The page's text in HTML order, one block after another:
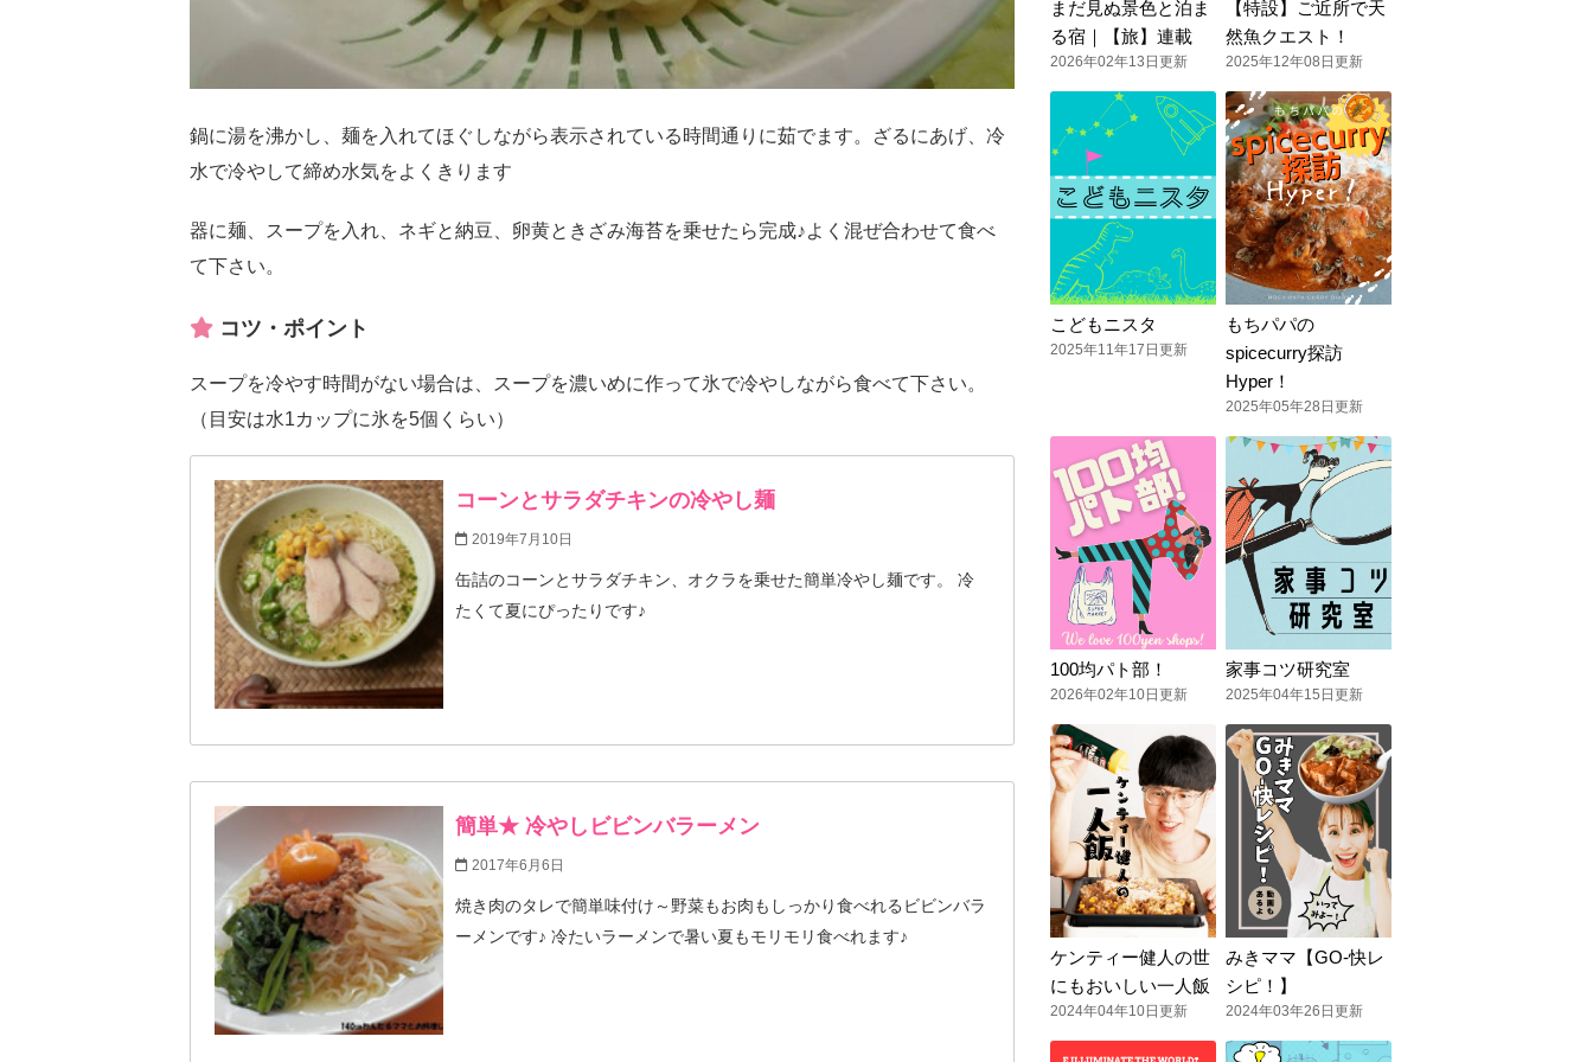
鍋に湯を沸かし、麺を入れてほぐしながら表示されている時間通りに茹でます。ざるにあげ、冷
水で冷やして締め水気をよくきります
器に麺、スープを入れ、ネギと納豆、卵黄ときざみ海苔を乗せたら完成♪よく混ぜ合わせて食べ
て下さい。
コツ・ポイント
スープを冷やす時間がない場合は、スープを濃いめに作って氷で冷やしながら食べて下さい。
（目安は水1カップに氷を5個くらい）
コーンとサラダチキンの冷やし麺
2019年7月10日
缶詰のコーンとサラダチキン、オクラを乗せた簡単冷やし麺です。 冷
たくて夏にぴったりです♪
簡単★ 冷やしビビンバラーメン
2017年6月6日
焼き肉のタレで簡単味付け～野菜もお肉もしっかり食べれるビビンバラ
ーメンです♪ 冷たいラーメンで暑い夏もモリモリ食べれます♪
まだ見ぬ景色と泊ま
る宿｜【旅】連載
2026年02年13日更新
【特設】ご近所で天
然魚クエスト！
2025年12年08日更新
こどもニスタ
2025年11年17日更新
もちパパの
spicecurry探訪
Hyper！
2025年05年28日更新
100均パト部！
2026年02年10日更新
家事コツ研究室
2025年04年15日更新
ケンティー健人の世
にもおいしい一人飯
2024年04年10日更新
みきママ【GO-快レ
シピ！】
2024年03年26日更新